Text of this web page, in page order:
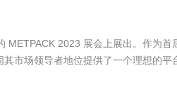
2023 展会上展出。作为
市场领导者地位提供了一个理想的平